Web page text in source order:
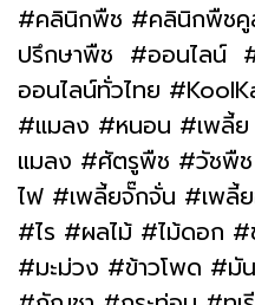
#คลินิกพืช #คลินิกพืช
ปรึกษาพืช #ออนไลน์
ออนไลน์ทั่วไทย
#แมลง #หนอน #เพลี้
แมลง #ศัตรูพืช #วัชพื
ไฟ #เพลี้ยจั๊กจั่น #เพลี้
#ไร #ผลไม้ #ไม้ดอก #
#มะม่วง #ข้าวโพด #มั